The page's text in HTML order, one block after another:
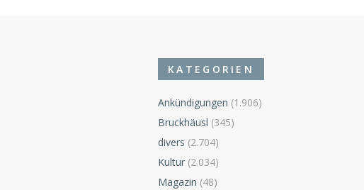
KATEGORIEN
Ankündigungen (1.906)
Bruckhäusl (345)
divers (2.704)
Kultur (2.034)
Magazin (48)